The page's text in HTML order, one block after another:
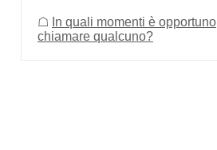
☖ In quali momenti è opportuno
chiamare qualcuno?